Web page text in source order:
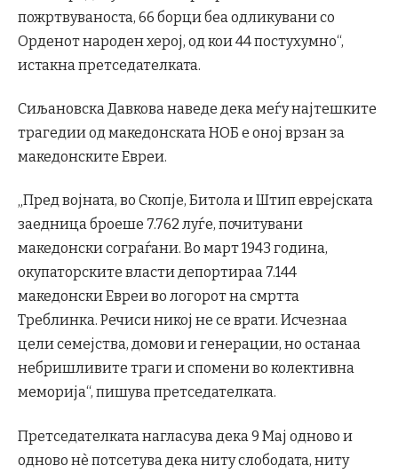
пожртвуваноста, 66 борци беа одликувани со
Орденот народен херој, од кои 44 постухумно“,
истакна претседателката.
Сиљановска Давкова наведе дека меѓу најтешките
трагедии од македонската НОБ е оној врзан за
македонските Евреи.
„Пред војната, во Скопје, Битола и Штип еврејската
заедница броеше 7.762 луѓе, почитувани
македонски сограѓани. Во март 1943 година,
окупаторските власти депортираа 7.144
македонски Евреи во логорот на смртта
Треблинка. Речиси никој не се врати. Исчезнаа
цели семејства, домови и генерации, но останаа
небришливите траги и спомени во колективна
меморија“, пишува претседателката.
Претседателката нагласува дека 9 Мај одново и
одново нè потсетува дека ниту слободата, ниту